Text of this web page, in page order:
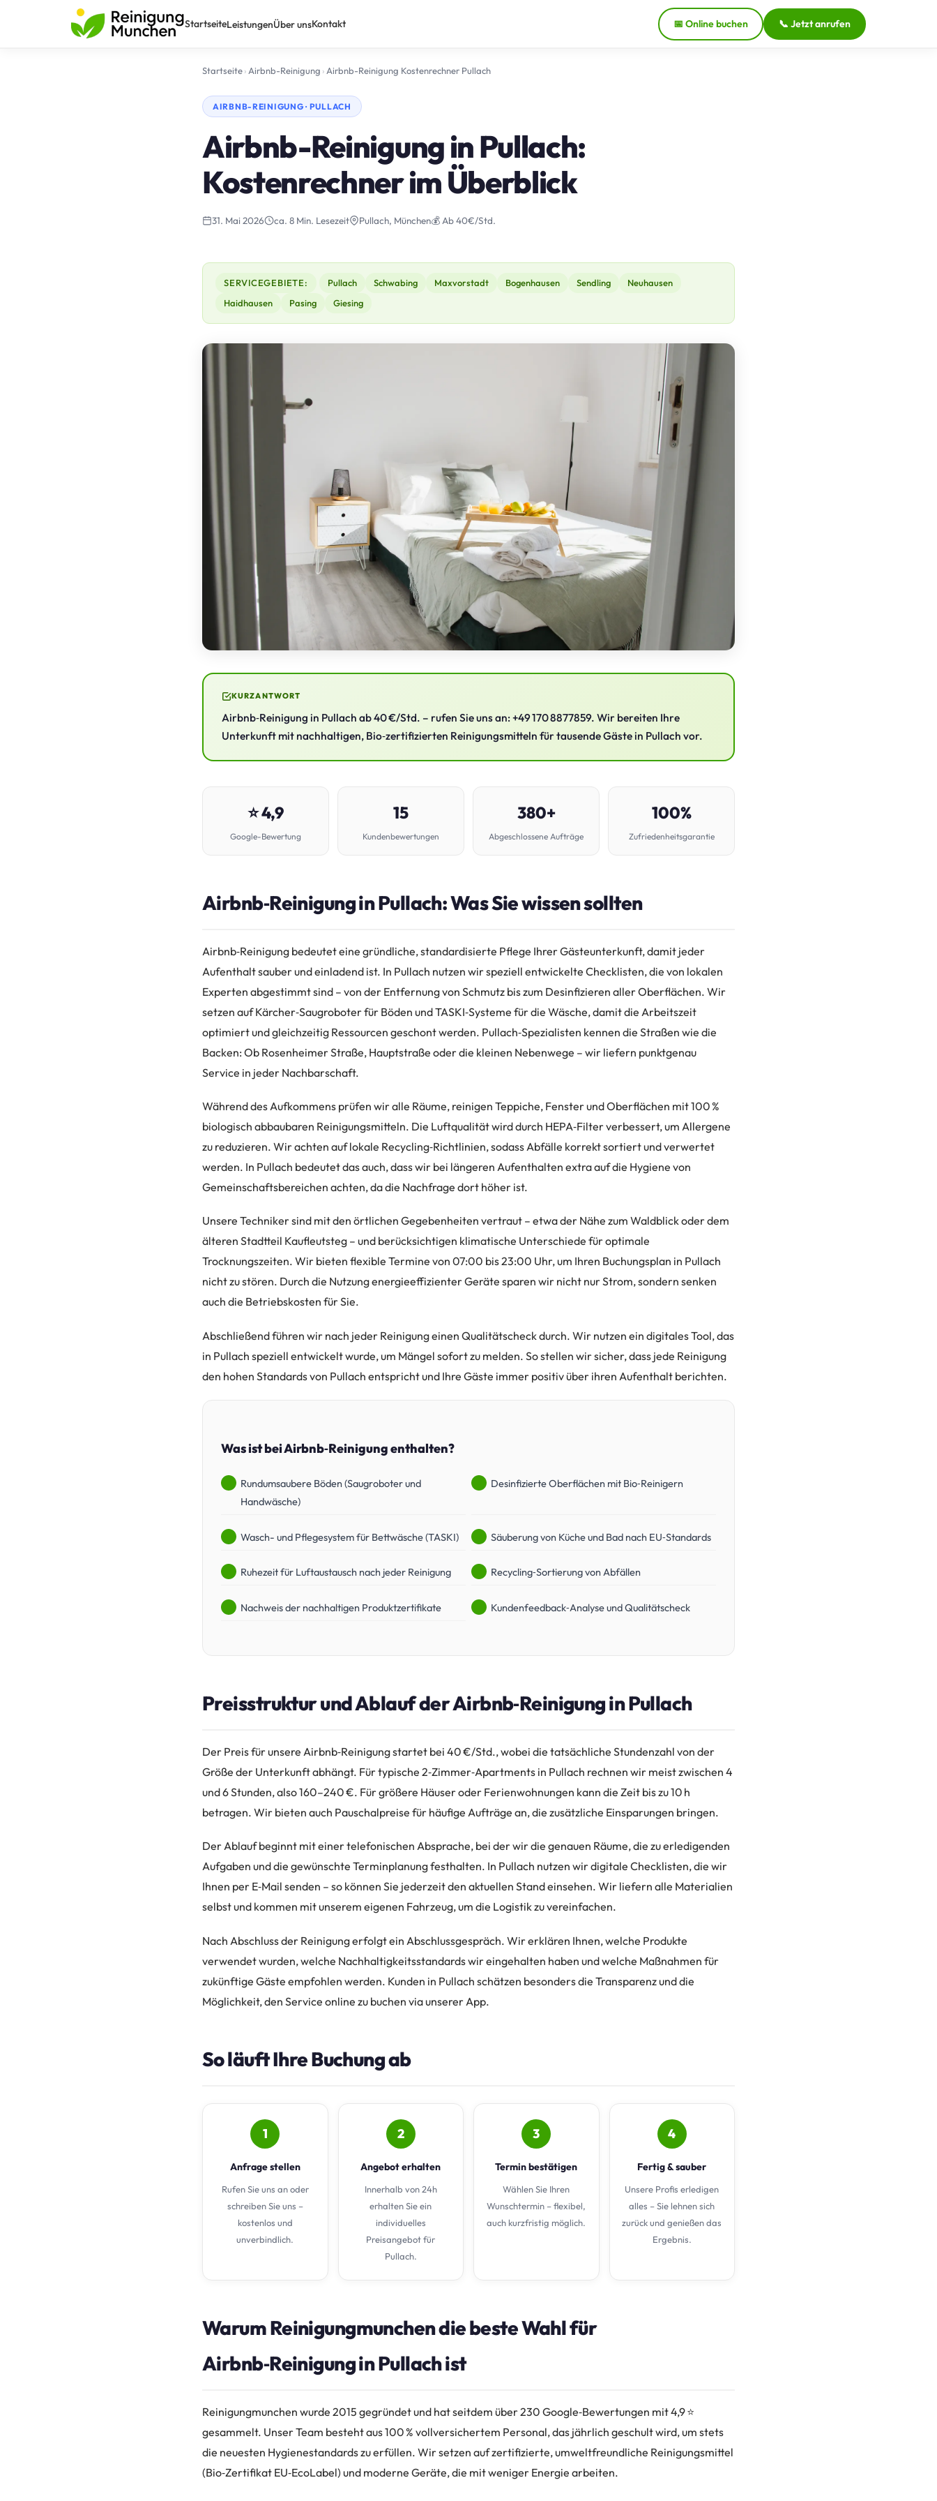
StartseiteLeistungenÜber unsKontakt 📅 Online buchen 📞 Jetzt anrufen
Startseite› Airbnb-Reinigung › Airbnb-Reinigung Kostenrechner Pullach
AIRBNB-REINIGUNG · PULLACH
Airbnb-Reinigung in Pullach:
Kostenrechner im Überblick
31. Mai 2026 ca. 8 Min. Lesezeit Pullach, München💰 Ab 40€/Std.
SERVICEGEBIETE: Pullach Schwabing Maxvorstadt Bogenhausen Sendling
Neuhausen
Haidhausen
Pasing Giesing
KURZANTWORT
Airbnb‑Reinigung in Pullach ab 40 €/Std. – rufen Sie uns an: +49 170 8877859. Wir bereiten Ihre
Unterkunft mit nachhaltigen, Bio‑zertifizierten Reinigungsmitteln für tausende Gäste in Pullach vor.
⭐ 4,9
Google-Bewertung
15
Kundenbewertungen
380+
Abgeschlossene Aufträge
100%
Zufriedenheitsgarantie
Airbnb‑Reinigung in Pullach: Was Sie wissen sollten
Airbnb‑Reinigung bedeutet eine gründliche, standardisierte Pflege Ihrer Gästeunterkunft, damit jeder
Aufenthalt sauber und einladend ist. In Pullach nutzen wir speziell entwickelte Checklisten, die von lokalen
Experten abgestimmt sind – von der Entfernung von Schmutz bis zum Desinfizieren aller Oberflächen. Wir
setzen auf Kärcher‑Saugroboter für Böden und TASKI‑Systeme für die Wäsche, damit die Arbeitszeit
optimiert und gleichzeitig Ressourcen geschont werden. Pullach‑Spezialisten kennen die Straßen wie die
Backen: Ob Rosenheimer Straße, Hauptstraße oder die kleinen Nebenwege – wir liefern punktgenau
Service in jeder Nachbarschaft.
Während des Aufkommens prüfen wir alle Räume, reinigen Teppiche, Fenster und Oberflächen mit 100 %
biologisch abbaubaren Reinigungsmitteln. Die Luftqualität wird durch HEPA‑Filter verbessert, um Allergene
zu reduzieren. Wir achten auf lokale Recycling‑Richtlinien, sodass Abfälle korrekt sortiert und verwertet
werden. In Pullach bedeutet das auch, dass wir bei längeren Aufenthalten extra auf die Hygiene von
Gemeinschaftsbereichen achten, da die Nachfrage dort höher ist.
Unsere Techniker sind mit den örtlichen Gegebenheiten vertraut – etwa der Nähe zum Waldblick oder dem
älteren Stadtteil Kaufleutsteg – und berücksichtigen klimatische Unterschiede für optimale
Trocknungszeiten. Wir bieten flexible Termine von 07:00 bis 23:00 Uhr, um Ihren Buchungsplan in Pullach
nicht zu stören. Durch die Nutzung energieeffizienter Geräte sparen wir nicht nur Strom, sondern senken
auch die Betriebskosten für Sie.
Abschließend führen wir nach jeder Reinigung einen Qualitätscheck durch. Wir nutzen ein digitales Tool, das
in Pullach speziell entwickelt wurde, um Mängel sofort zu melden. So stellen wir sicher, dass jede Reinigung
den hohen Standards von Pullach entspricht und Ihre Gäste immer positiv über ihren Aufenthalt berichten.
Was ist bei Airbnb‑Reinigung enthalten?
Rundumsaubere Böden (Saugroboter und
Handwäsche)
Desinfizierte Oberflächen mit Bio‑Reinigern
Wasch- und Pflegesystem für Bettwäsche (TASKI) Säuberung von Küche und Bad nach EU‑Standards
Ruhezeit für Luftaustausch nach jeder Reinigung Recycling‑Sortierung von Abfällen
Nachweis der nachhaltigen Produktzertifikate Kundenfeedback‑Analyse und Qualitätscheck
Preisstruktur und Ablauf der Airbnb‑Reinigung in Pullach
Der Preis für unsere Airbnb‑Reinigung startet bei 40 €/Std., wobei die tatsächliche Stundenzahl von der
Größe der Unterkunft abhängt. Für typische 2‑Zimmer‑Apartments in Pullach rechnen wir meist zwischen 4
und 6 Stunden, also 160–240 €. Für größere Häuser oder Ferienwohnungen kann die Zeit bis zu 10 h
betragen. Wir bieten auch Pauschalpreise für häufige Aufträge an, die zusätzliche Einsparungen bringen.
Der Ablauf beginnt mit einer telefonischen Absprache, bei der wir die genauen Räume, die zu erledigenden
Aufgaben und die gewünschte Terminplanung festhalten. In Pullach nutzen wir digitale Checklisten, die wir
Ihnen per E‑Mail senden – so können Sie jederzeit den aktuellen Stand einsehen. Wir liefern alle Materialien
selbst und kommen mit unserem eigenen Fahrzeug, um die Logistik zu vereinfachen.
Nach Abschluss der Reinigung erfolgt ein Abschlussgespräch. Wir erklären Ihnen, welche Produkte
verwendet wurden, welche Nachhaltigkeitsstandards wir eingehalten haben und welche Maßnahmen für
zukünftige Gäste empfohlen werden. Kunden in Pullach schätzen besonders die Transparenz und die
Möglichkeit, den Service online zu buchen via unserer App.
So läuft Ihre Buchung ab
1
Anfrage stellen
Rufen Sie uns an oder
schreiben Sie uns –
kostenlos und
unverbindlich.
2
Angebot erhalten
Innerhalb von 24h
erhalten Sie ein
individuelles
Preisangebot für
Pullach.
3
Termin bestätigen
Wählen Sie Ihren
Wunschtermin – flexibel,
auch kurzfristig möglich.
4
Fertig & sauber
Unsere Profis erledigen
alles – Sie lehnen sich
zurück und genießen das
Ergebnis.
Warum Reinigungmunchen die beste Wahl für
Airbnb‑Reinigung in Pullach ist
Reinigungmunchen wurde 2015 gegründet und hat seitdem über 230 Google‑Bewertungen mit 4,9 ⭐
gesammelt. Unser Team besteht aus 100 % vollversichertem Personal, das jährlich geschult wird, um stets
die neuesten Hygienestandards zu erfüllen. Wir setzen auf zertifizierte, umweltfreundliche Reinigungsmittel
(Bio‑Zertifikat EU‑EcoLabel) und moderne Geräte, die mit weniger Energie arbeiten.